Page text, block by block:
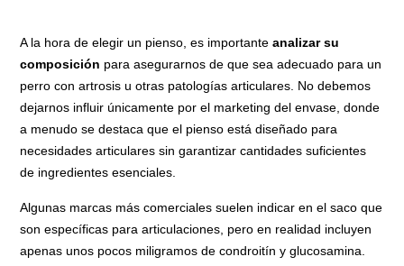
A la hora de elegir un pienso, es importante analizar su
composición para asegurarnos de que sea adecuado para un
perro con artrosis u otras patologías articulares. No debemos
dejarnos influir únicamente por el marketing del envase, donde
a menudo se destaca que el pienso está diseñado para
necesidades articulares sin garantizar cantidades suficientes
de ingredientes esenciales.
Algunas marcas más comerciales suelen indicar en el saco que
son específicas para articulaciones, pero en realidad incluyen
apenas unos pocos miligramos de condroitín y glucosamina.